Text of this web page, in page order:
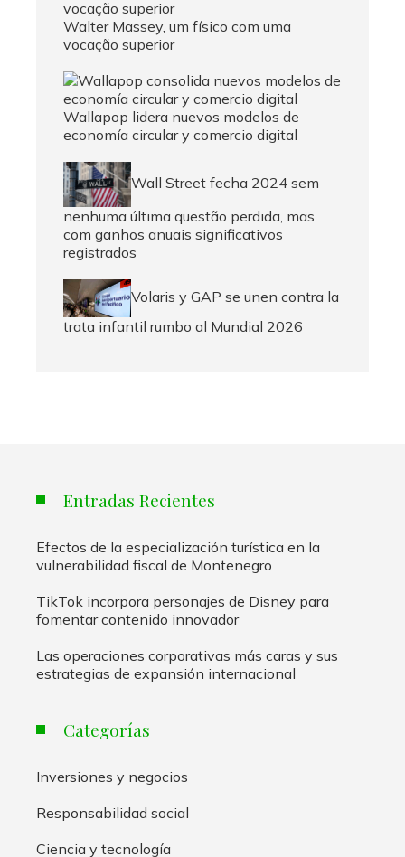
Walter Massey, um físico com uma
vocação superior
Wallapop lidera nuevos modelos de
economía circular y comercio digital
Wall Street fecha 2024 sem
nenhuma última questão perdida, mas
com ganhos anuais significativos
registrados
Volaris y GAP se unen contra la
trata infantil rumbo al Mundial 2026
Entradas Recientes
Efectos de la especialización turística en la
vulnerabilidad fiscal de Montenegro
TikTok incorpora personajes de Disney para
fomentar contenido innovador
Las operaciones corporativas más caras y sus
estrategias de expansión internacional
Categorías
Inversiones y negocios
Responsabilidad social
Ciencia y tecnología